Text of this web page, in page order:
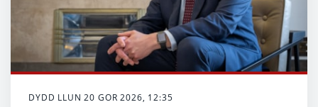
DYDD LLUN 20 GOR 2026, 12:35